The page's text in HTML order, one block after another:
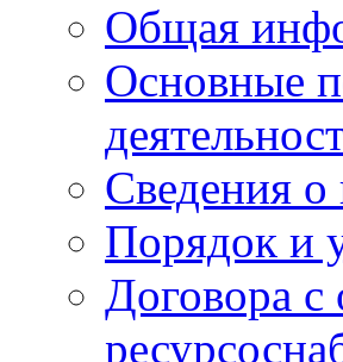
Общая
Основные
Сведения
Порядок и
Договора